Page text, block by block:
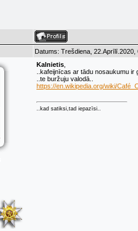
Datums: Trešdiena,
Kalnietis
..kafeijnīcas ar tādu nosaukumu
..te buržuju valodā..
https://en.wikipedia.org/wiki/
..kad satiksi,tad iepazīsi..